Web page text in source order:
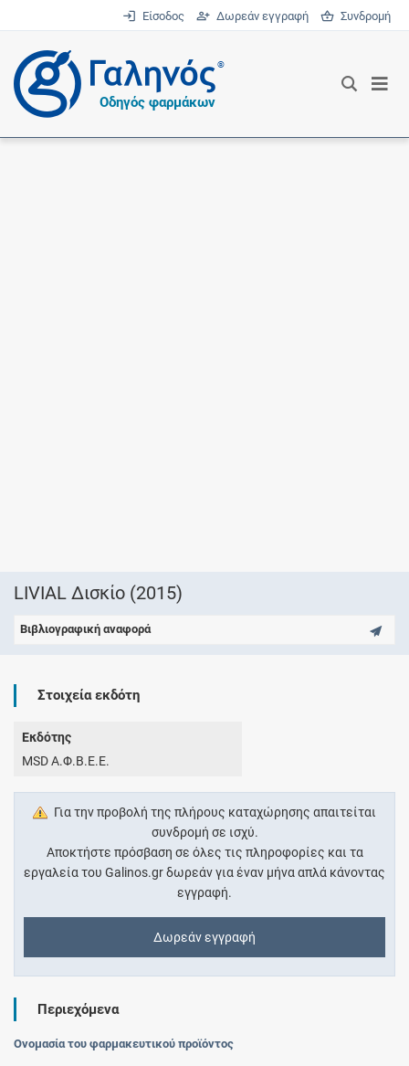
Είσοδος Δωρεάν εγγραφή Συνδρομή
®
Οδηγός φαρμάκων
LIVIAL Δισκίο (2015)
Βιβλιογραφική αναφορά
Στοιχεία εκδότη
Εκδότης
MSD Α.Φ.Β.Ε.Ε.
Για την προβολή της πλήρους καταχώρησης απαιτείται
συνδρομή σε ισχύ.
Αποκτήστε πρόσβαση σε όλες τις πληροφορίες και τα
εργαλεία του Galinos.gr δωρεάν για έναν μήνα απλά κάνοντας
εγγραφή.
Δωρεάν εγγραφή
Περιεχόμενα
Ονομασία του φαρμακευτικού προϊόντος